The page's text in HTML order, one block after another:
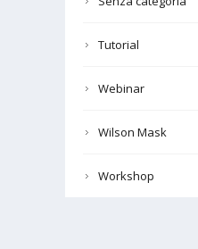
Tutorial
Webinar
Wilson Mask
Workshop